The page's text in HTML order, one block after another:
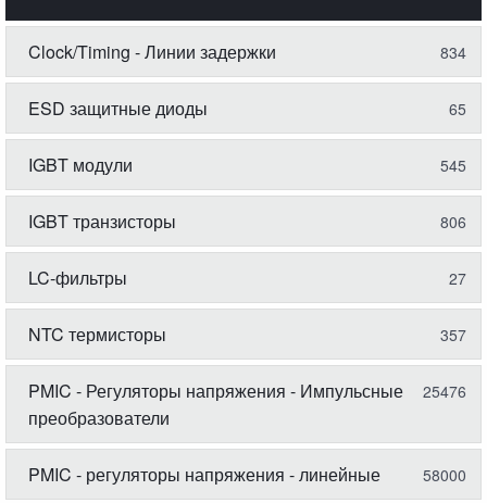
Clock/Timing - Линии задержки 834
ESD защитные диоды 65
IGBT модули 545
IGBT транзисторы 806
LC-фильтры 27
NTC термисторы 357
PMIC - Регуляторы напряжения - Импульсные
преобразователи
25476
PMIC - регуляторы напряжения - линейные 58000